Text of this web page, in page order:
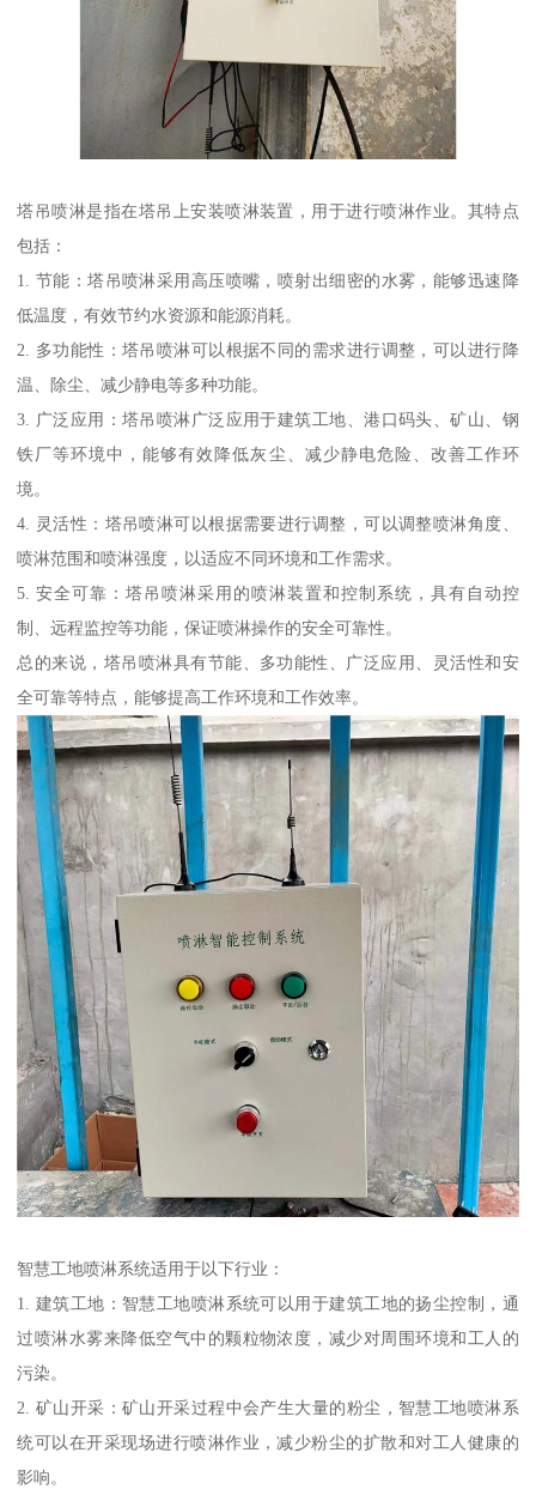
塔吊喷淋是指在塔吊上安装喷淋装置，用于进行喷淋作业。其特点
包括：
1. 节能：塔吊喷淋采用高压喷嘴，喷射出细密的水雾，能够迅速降
低温度，有效节约水资源和能源消耗。
2. 多功能性：塔吊喷淋可以根据不同的需求进行调整，可以进行降
温、除尘、减少静电等多种功能。
3. 广泛应用：塔吊喷淋广泛应用于建筑工地、港口码头、矿山、钢
铁厂等环境中，能够有效降低灰尘、减少静电危险、改善工作环
境。
4. 灵活性：塔吊喷淋可以根据需要进行调整，可以调整喷淋角度、
喷淋范围和喷淋强度，以适应不同环境和工作需求。
5. 安全可靠：塔吊喷淋采用的喷淋装置和控制系统，具有自动控
制、远程监控等功能，保证喷淋操作的安全可靠性。
总的来说，塔吊喷淋具有节能、多功能性、广泛应用、灵活性和安
全可靠等特点，能够提高工作环境和工作效率。
智慧工地喷淋系统适用于以下行业：
1. 建筑工地：智慧工地喷淋系统可以用于建筑工地的扬尘控制，通
过喷淋水雾来降低空气中的颗粒物浓度，减少对周围环境和工人的
污染。
2. 矿山开采：矿山开采过程中会产生大量的粉尘，智慧工地喷淋系
统可以在开采现场进行喷淋作业，减少粉尘的扩散和对工人健康的
影响。